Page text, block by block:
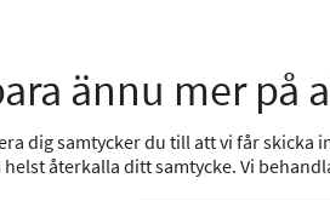
ännu mer på
dig samtycker du till att vi får
helst återkalla ditt samtycke. Vi